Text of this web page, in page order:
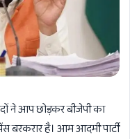
ने आप छोड़कर बीजेपी का
बरकरार है। आम आदमी पार्टी